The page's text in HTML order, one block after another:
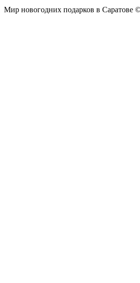
Мир новогодних подарков в Саратове